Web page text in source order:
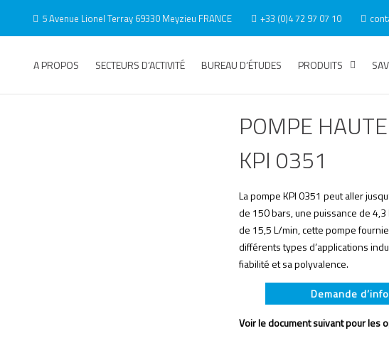
5 Avenue Lionel Terray 69330 Meyzieu FRANCE +33 (0)4 72 97 07 10
A PROPOS SECTEURS D’ACTIVITÉ BUREAU D’ÉTUDES PRODUITS SAV
POMPE
KPI 0351
La pompe KPI 0351 peut aller
de 150 bars, une puissance de
de 15,5 L/min, cette pompe fournie
différents types d’applications
fiabilité et sa polyvalence.
Demande
Voir le document suivant pour les